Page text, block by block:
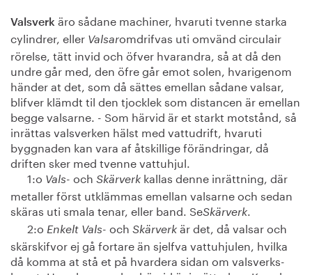
Valsverk äro sådane machiner, hvaruti tvenne starka
cylindrer, eller Valsaromdrifvas uti omvänd circulair
rörelse, tätt invid och öfver hvarandra, så at då den
undre går med, den öfre går emot solen, hvarigenom
händer at det, som då sättes emellan sådane valsar,
blifver klämdt til den tjocklek som distancen är emellan
begge valsarne. - Som härvid är et starkt motstånd, så
inrättas valsverken hälst med vattudrift, hvaruti
byggnaden kan vara af åtskillige förändringar, då
driften sker med tvenne vattuhjul.
1:o Vals- och Skärverk kallas denne inrättning, där
metaller först utklämmas emellan valsarne och sedan
skäras uti smala tenar, eller band. SeSkärverk.
2:o Enkelt Vals- och Skärverk är det, då valsar och
skärskifvor ej gå fortare än sjelfva vattuhjulen, hvilka
då komma at stå et på hvardera sidan om valsverks-